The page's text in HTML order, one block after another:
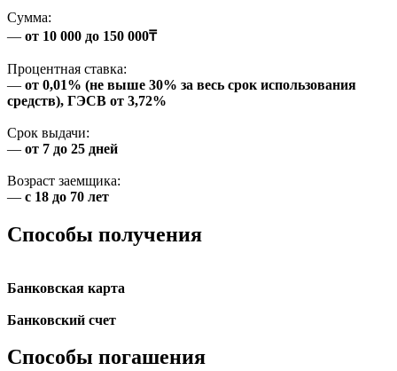
Сумма:
— от 10 000 до 150 000₸
Процентная ставка:
— от 0,01% (не выше 30% за весь срок использования
средств), ГЭСВ от 3,72%
Срок выдачи:
— от 7 до 25 дней
Возраст заемщика:
— с 18 до 70 лет
Способы получения
Банковская карта
Банковский счет
Способы погашения